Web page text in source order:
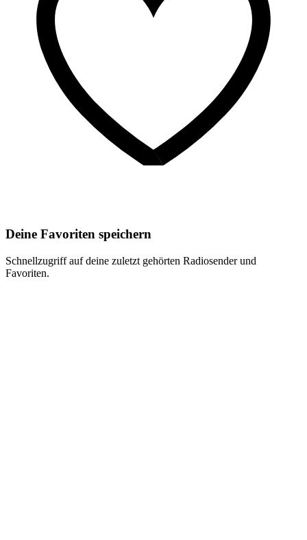
Deine Favoriten speichern
Schnellzugriff auf deine zuletzt gehörten Radiosender und
Favoriten.